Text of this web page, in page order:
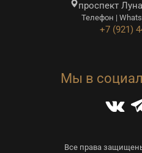
проспект
Телефон |
+7 (921)
Мы в
Все права